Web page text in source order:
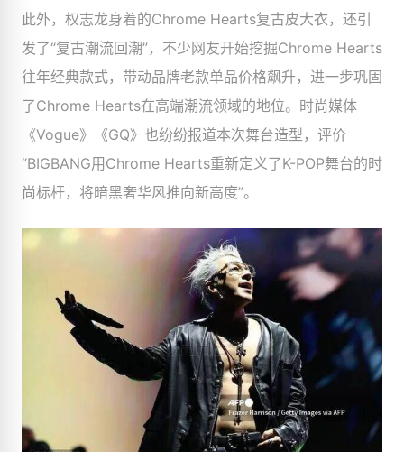
此外，权志龙身着的Chrome Hearts复古皮大衣，还引
发了“复古潮流回潮”，不少网友开始挖掘Chrome Hearts
往年经典款式，带动品牌老款单品价格飙升，进一步巩固
了Chrome Hearts在高端潮流领域的地位。时尚媒体
《Vogue》《GQ》也纷纷报道本次舞台造型，评价
“BIGBANG用Chrome Hearts重新定义了K-POP舞台的时
尚标杆，将暗黑奢华风推向新高度”。